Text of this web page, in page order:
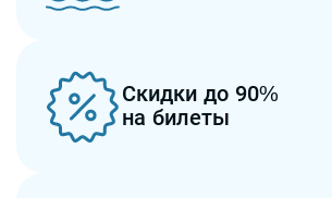
Скидки до 90%
на билеты